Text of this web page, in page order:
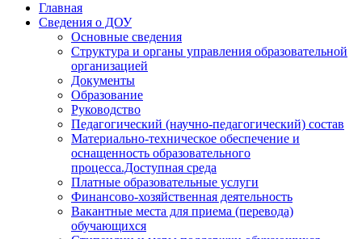
Главная
Сведения о ДОУ
Основные сведения
Структура и органы управления образовательной
организацией
Документы
Образование
Руководство
Педагогический (научно-педагогический) состав
Материально-техническое обеспечение и
оснащенность образовательного
процесса.Доступная среда
Платные образовательные услуги
Финансово-хозяйственная деятельность
Вакантные места для приема (перевода)
обучающихся